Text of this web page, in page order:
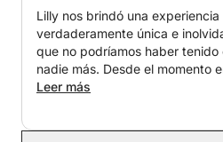
Lilly nos brindó una experiencia
verdaderamente única e
que no podríamos haber tenido
nadie más. Desde el momento
subimos a su barco, nos hizo
Leer más